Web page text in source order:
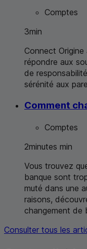
Comptes
3min
Connect
répondre aux
de
sérénité aux
Comment
Comptes
2minutes min
Vous trouvez
banque sont
muté dans une
raisons,
changement de
Consulter tous les